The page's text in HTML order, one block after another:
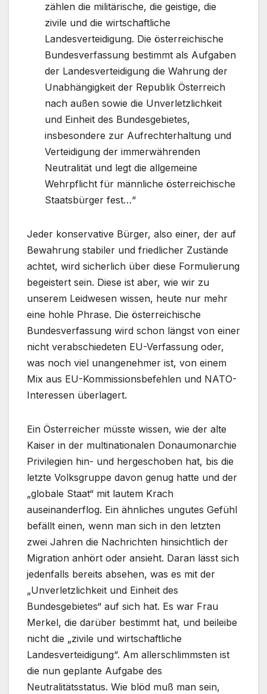
zählen die militärische, die geistige, die
zivile und die wirtschaftliche
Landesverteidigung. Die österreichische
Bundesverfassung bestimmt als Aufgaben
der Landesverteidigung die Wahrung der
Unabhängigkeit der Republik Österreich
nach außen sowie die Unverletzlichkeit
und Einheit des Bundesgebietes,
insbesondere zur Aufrechterhaltung und
Verteidigung der immerwährenden
Neutralität und legt die allgemeine
Wehrpflicht für männliche österreichische
Staatsbürger fest…“
Jeder konservative Bürger, also einer, der auf
Bewahrung stabiler und friedlicher Zustände
achtet, wird sicherlich über diese Formulierung
begeistert sein. Diese ist aber, wie wir zu
unserem Leidwesen wissen, heute nur mehr
eine hohle Phrase. Die österreichische
Bundesverfassung wird schon längst von einer
nicht verabschiedeten EU-Verfassung oder,
was noch viel unangenehmer ist, von einem
Mix aus EU-Kommissionsbefehlen und NATO-
Interessen überlagert.
Ein Österreicher müsste wissen, wie der alte
Kaiser in der multinationalen Donaumonarchie
Privilegien hin- und hergeschoben hat, bis die
letzte Volksgruppe davon genug hatte und der
„globale Staat“ mit lautem Krach
auseinanderflog. Ein ähnliches ungutes Gefühl
befällt einen, wenn man sich in den letzten
zwei Jahren die Nachrichten hinsichtlich der
Migration anhört oder ansieht. Daran lässt sich
jedenfalls bereits absehen, was es mit der
„Unverletzlichkeit und Einheit des
Bundesgebietes“ auf sich hat. Es war Frau
Merkel, die darüber bestimmt hat, und beileibe
nicht die „zivile und wirtschaftliche
Landesverteidigung“. Am allerschlimmsten ist
die nun geplante Aufgabe des
Neutralitätsstatus. Wie blöd muß man sein,